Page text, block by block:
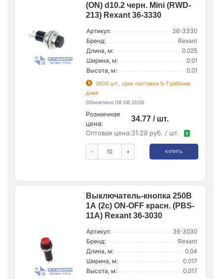
(ON) d10.2 черн. Mini (RWD-
213) Rexant 36-3330
Артикул:
36-3330
Бренд:
Rexant
Длина, м:
0.025
Ширина, м:
0.01
Высота, м:
0.01
2600 шт., срок поставки 5-7 рабочих
дней
Обновлено 08.08.2026
Розничная
цена:
34.77 / шт.
Оптовая цена:31.29 руб. / шт. !
- + КУПИТЬ
Выключатель-кнопка 250В
1А (2с) ON-OFF красн. (PBS-
11А) Rexant 36-3030
Артикул:
36-3030
Бренд:
Rexant
Длина, м:
0.04
Ширина, м:
0.017
Высота, м:
0.017